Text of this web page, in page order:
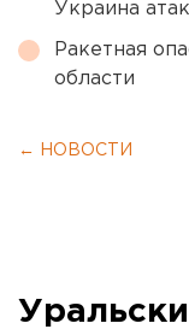
Украина
Ракетная
области
← НОВОСТИ